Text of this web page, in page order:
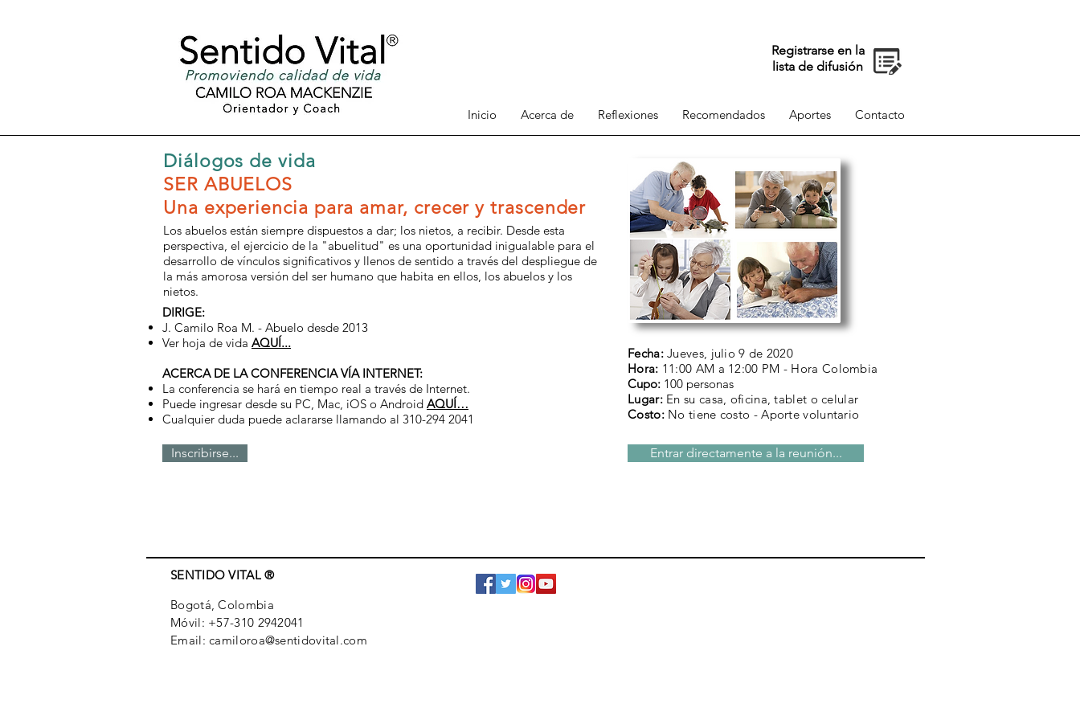
Registrarse en la
lista de difusión
Inicio Acerca de Reflexiones Recomendados Aportes Contacto
Diálogos de vida
SER ABUELOS
Una experiencia para amar, crecer y trascender
Los abuelos están siempre dispuestos a dar; los nietos, a recibir. Desde esta
perspectiva, el ejercicio de la "abuelitud" es una oportunidad inigualable para el
desarrollo de vínculos significativos y llenos de sentido a través del despliegue de
la más amorosa versión del ser humano que habita en ellos, los abuelos y los
nietos.
DIRIGE:
J. Camilo Roa M. - Abuelo desde 2013
Ver hoja de vida AQUÍ...
ACERCA DE LA CONFERENCIA VÍA INTERNET:
La conferencia se hará en tiempo real a través de Internet.
Puede ingresar desde su PC, Mac, iOS o Android AQUÍ…
Cualquier duda puede aclararse llamando al 310-294 2041
Inscribirse...
Fecha:Jueves, julio 9 de 2020
Hora: 11:00 AM a 12:00 PM - Hora Colombia
Cupo: 100 personas
Lugar: En su casa, oficina, tablet o celular
Costo: No tiene costo - Aporte voluntario
Entrar directamente a la reunión...
SENTIDO VITAL ®
Bogotá, Colombia​
Móvil: +57-310 2942041​
Email: camiloroa@sentidovital.com